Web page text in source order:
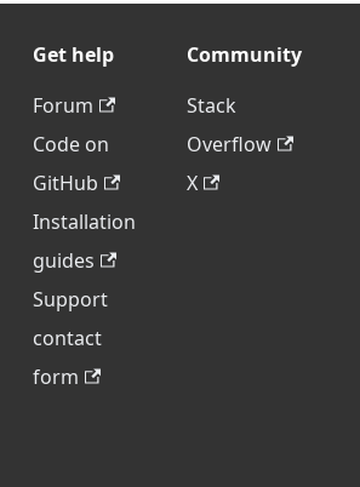
Get help
Forum
Code on
GitHub
Installation
guides
Support
contact
form
Community
Stack
Overflow
X